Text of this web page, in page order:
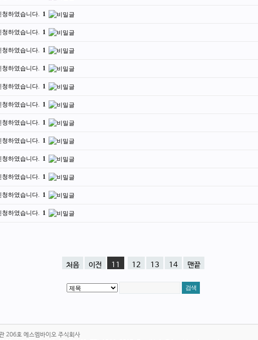
하였습니다. 1
하였습니다. 1
하였습니다. 1
하였습니다. 1
하였습니다. 1
하였습니다. 1
하였습니다. 1
하였습니다. 1
하였습니다. 1
하였습니다. 1
하였습니다. 1
하였습니다. 1
처음 이전 11 12 13 14 맨끝
206호 에스엠바이오 주식회사